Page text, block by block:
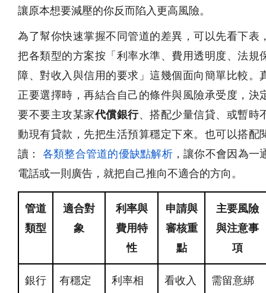
讓原本想要減壓的你反而陷入更高風險。
為了幫你快速掌握不同管道的差異，可以先看下表
把各類型的方案按「利率水準、費用透明度、法規
障、對收入與信用的要求」這幾個面向簡單比較。
正要選擇時，再結合自己的條件與風險承受度，決
要不要主攻某家代償銀行、搭配少量信貸、或暫時
動現有貸款，先把生活預算穩定下來。也可以搭配
讀：
各類整合管道的優缺點解析，讓你不會因為一
電話或一則廣告，就把自己推向不適合的方向。
管道
類型
適合對
象
利率與
費用特
性
申請與
審核重
點
主要風險
與注意事
項
銀行
有穩定
利率相
看收入
需留意綁